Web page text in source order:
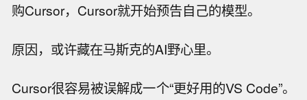
购Cursor，Cursor就开始预告自己的模型。
原因，或许藏在马斯克的AI野心里。
Cursor很容易被误解成一个“更好用的VS Code”。